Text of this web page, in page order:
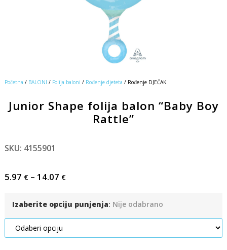
Početna / BALONI / Folija baloni / Rođenje djeteta / Rođenje DJEČAK
Junior Shape folija balon “Baby Boy
Rattle”
SKU: 4155901
5.97 €– 14.07 €
Izaberite opciju punjenja: Nije odabrano